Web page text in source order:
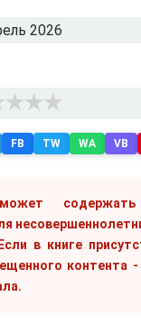
2026
FB TW WA VB
в книге
контента -